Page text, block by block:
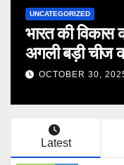
UNCATEGORIZED
भारत की विकास
अगली बड़ी चीज
OCTOBER 30,
Latest